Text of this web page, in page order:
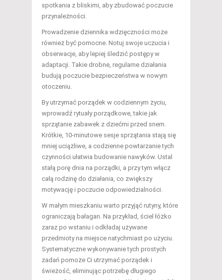
spotkania z bliskimi, aby zbudować poczucie
przynależności.
Prowadzenie dziennika wdzięczności może
również być pomocne. Notuj swoje uczucia i
obserwacje, aby lepiej śledzić postępy w
adaptacji. Takie drobne, regularne działania
budują poczucie bezpieczeństwa w nowym
otoczeniu.
By utrzymać porządek w codziennym życiu,
wprowadź rytuały porządkowe, takie jak
sprzątanie zabawek z dziećmi przed snem.
Krótkie, 10-minutowe sesje sprzątania stają się
mniej uciążliwe, a codzienne powtarzanie tych
czynności ułatwia budowanie nawyków. Ustal
stałą porę dnia na porządki, a przy tym włącz
całą rodzinę do działania, co zwiększy
motywację i poczucie odpowiedzialności.
W małym mieszkaniu warto przyjąć rutyny, które
ograniczają bałagan. Na przykład, ściel łóżko
zaraz po wstaniu i odkładaj używane
przedmioty na miejsce natychmiast po użyciu.
Systematyczne wykonywanie tych prostych
zadań pomoże Ci utrzymać porządek i
świeżość, eliminując potrzebę długiego